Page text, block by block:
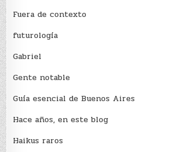
Fuera de contexto
futurología
Gabriel
Gente notable
Guía esencial de Buenos Aires
Hace años, en este blog
Haikus raros